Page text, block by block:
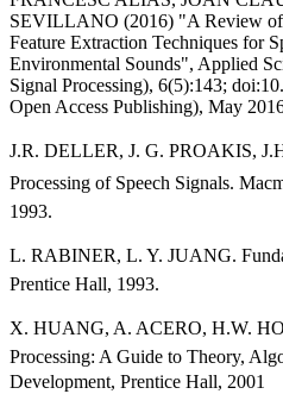
SEVILLANO (2016) "A Review of
Feature Extraction Techniques for
Environmental Sounds", Applied
Signal Processing), 6(5):143;
Open Access Publishing), May
J.R. DELLER, J. G. PROAKIS,
Processing of Speech Signals.
1993.
L. RABINER, L. Y. JUANG.
Prentice Hall, 1993.
X. HUANG, A. ACERO, H.W.
Processing: A Guide to Theory,
Development, Prentice Hall, 2001